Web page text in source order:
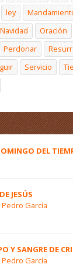
ley
Navidad Oración
Perdonar
Servicio
DEL
JESÚS
Pedro García
Y SANGRE DE
Pedro García